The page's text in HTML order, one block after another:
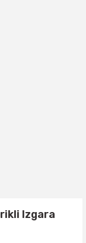
Izgara